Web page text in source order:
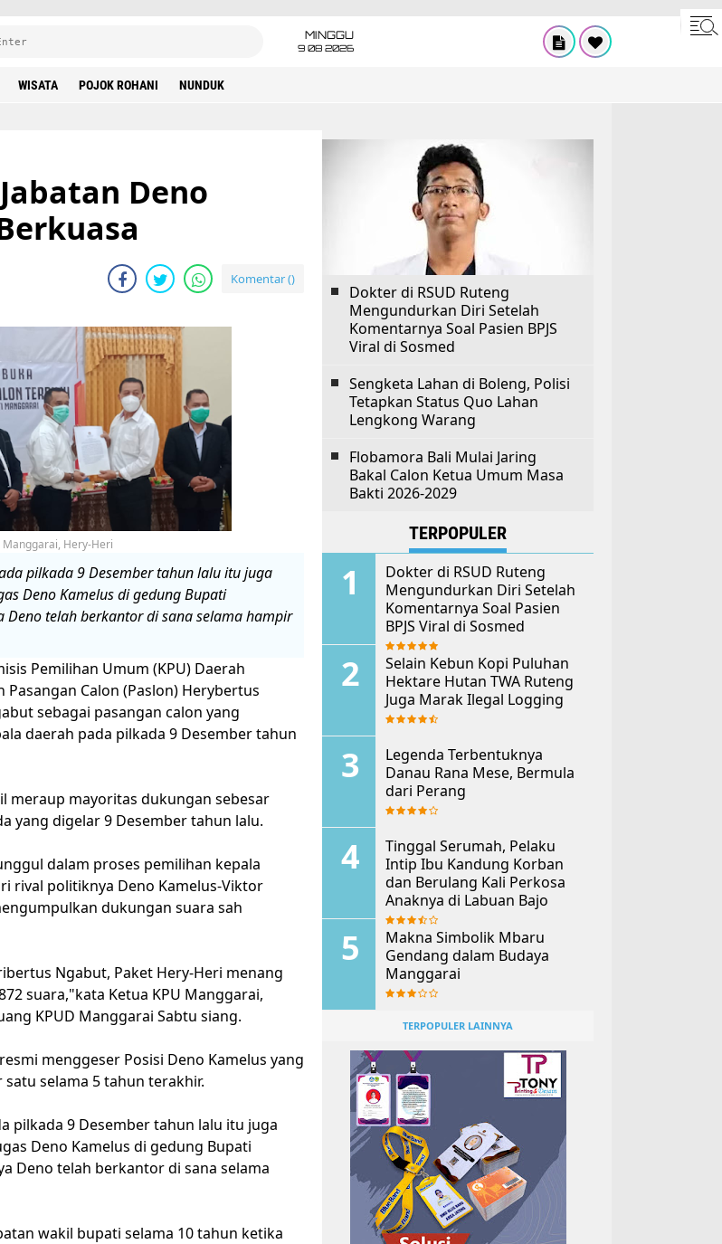
MINGGU
9 08 2026
WISATA POJOK ROHANI NUNDUK
Deno
Komentar ()
Manggarai, Hery-Heri
pilkada 9 Desember tahun lalu itu juga
Deno Kamelus di gedung Bupati
Deno telah berkantor di sana selama hampir
Pemilihan Umum (KPU) Daerah
Calon (Paslon) Herybertus
sebagai pasangan calon yang
daerah pada pilkada 9 Desember tahun
meraup mayoritas dukungan sebesar
yang digelar 9 Desember tahun lalu.
dalam proses pemilihan kepala
rival politiknya Deno Kamelus-Viktor
dukungan suara sah
Ngabut, Paket Hery-Heri menang
suara,"kata Ketua KPU Manggarai,
KPUD Manggarai Sabtu siang.
menggeser Posisi Deno Kamelus yang
selama 5 tahun terakhir.
pilkada 9 Desember tahun lalu itu juga
Deno Kamelus di gedung Bupati
Deno telah berkantor di sana selama
wakil bupati selama 10 tahun ketika
Dokter di RSUD Ruteng
Mengundurkan Diri Setelah
Komentarnya Soal Pasien BPJS
Viral di Sosmed
Sengketa Lahan di Boleng, Polisi
Tetapkan Status Quo Lahan
Lengkong Warang
Flobamora Bali Mulai Jaring
Bakal Calon Ketua Umum Masa
Bakti 2026-2029
TERPOPULER
Dokter di RSUD Ruteng
Mengundurkan Diri Setelah
Komentarnya Soal Pasien
BPJS Viral di Sosmed
Selain Kebun Kopi Puluhan
Hektare Hutan TWA Ruteng
Juga Marak Ilegal Logging
Legenda Terbentuknya
Danau Rana Mese, Bermula
dari Perang
Tinggal Serumah, Pelaku
Intip Ibu Kandung Korban
dan Berulang Kali Perkosa
Anaknya di Labuan Bajo
Makna Simbolik Mbaru
Gendang dalam Budaya
Manggarai
TERPOPULER LAINNYA